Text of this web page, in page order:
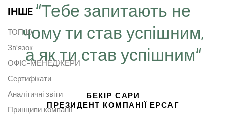
“Тебе запитають не
чому ти став успішним,
а як ти став успішним“
БЕКІР САРИ
ПРЕЗИДЕНТ КОМПАНІЇ ЕРСАГ
ІНШE
ТОП 10
Зв'язок
ОФІС-МЕНЕДЖЕРИ
Сертифікати
Аналітичні звіти
Принципи компанії